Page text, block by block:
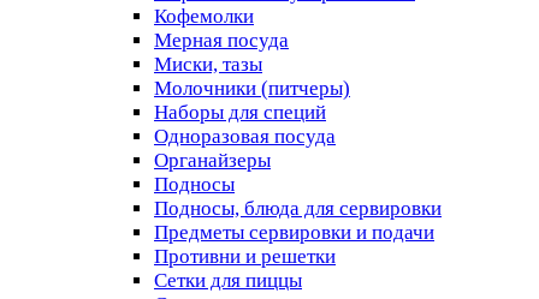
Кофемолки
Мерная посуда
Миски, тазы
Молочники (питчеры)
Наборы для специй
Одноразовая посуда
Органайзеры
Подносы
Подносы, блюда для сервировки
Предметы сервировки и подачи
Противни и решетки
Сетки для пиццы